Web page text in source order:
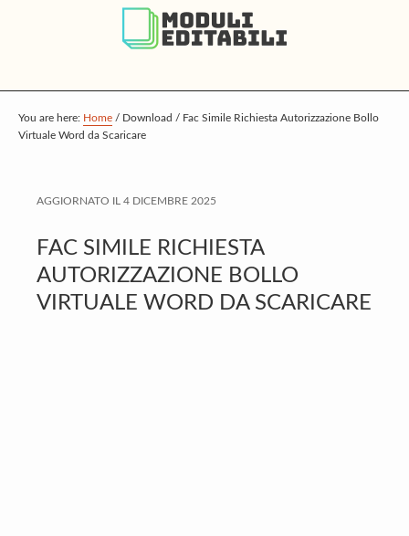
p
t
a
n
c
o
p
t
r
m
a
r
p
t
o
t
e
r
You are here: Home / Download / Fac Simile Richiesta Autorizzazione Bollo
Virtuale Word da Scaricare
AGGIORNATO IL 4 DICEMBRE 2025
FAC SIMILE RICHIESTA
AUTORIZZAZIONE BOLLO
VIRTUALE WORD DA SCARICARE